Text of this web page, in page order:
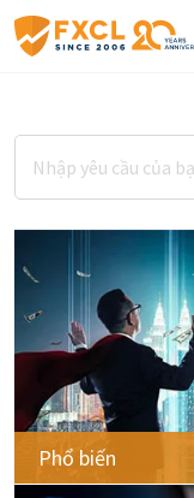
Phổ biến